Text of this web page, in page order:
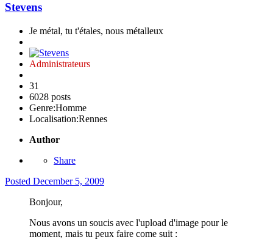
Stevens
Je métal, tu t'étales, nous métalleux
Administrateurs
31
6028 posts
Genre:Homme
Localisation:Rennes
Author
Share
Posted December 5, 2009
Bonjour,
Nous avons un soucis avec l'upload d'image pour le
moment, mais tu peux faire come suit :